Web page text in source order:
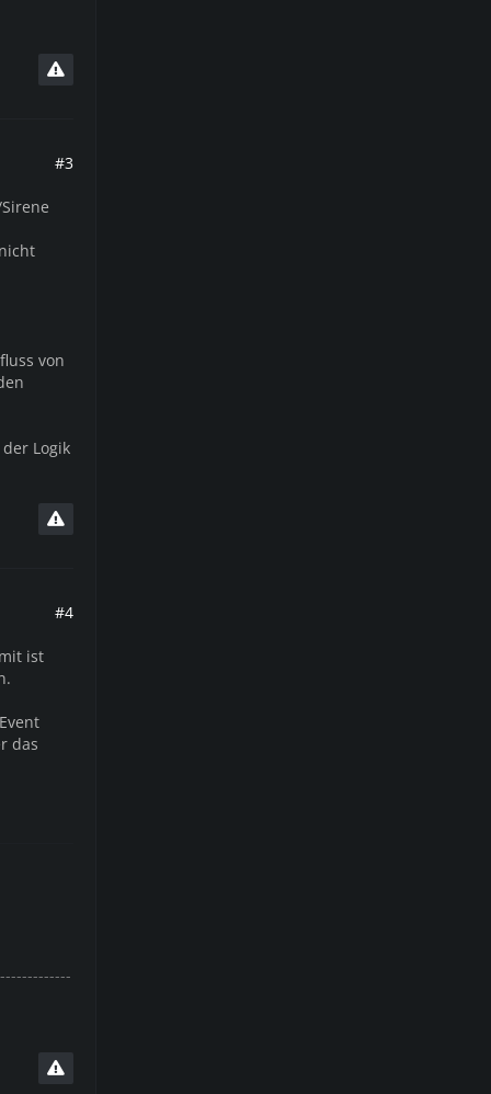
#3
von
Logik
#4
ist
das